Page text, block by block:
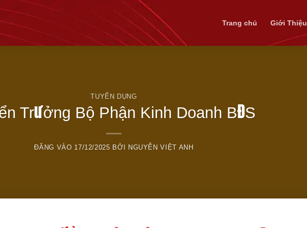
Trang chủ Giới Thiệu
TUYỂN DỤNG
Trưởng Bộ Phận Kinh Doanh BĐS
ĐĂNG VÀO 17/12/2025 BỞI NGUYỄN VIỆT ANH